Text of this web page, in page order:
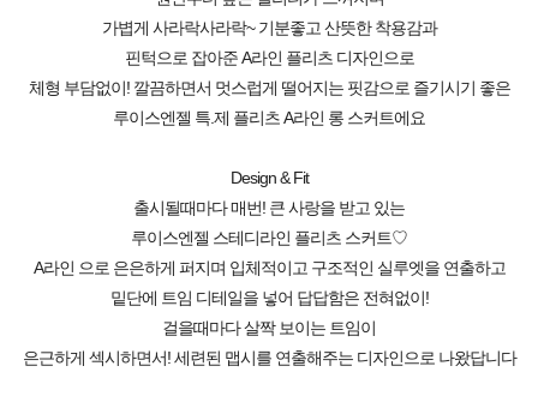
가볍게 사라락사라락~ 기분좋고 산뜻한 착용감과
핀턱으로 잡아준 A라인 플리츠 디자인으로
체형 부담없이! 깔끔하면서 멋스럽게 떨어지는 핏감으로 즐기시기 좋은
루이스엔젤 특.제 플리츠 A라인 롱 스커트에요
Design & Fit
출시될때마다 매번! 큰 사랑을 받고 있는
루이스엔젤 스테디라인 플리츠 스커트♡
A라인 으로 은은하게 퍼지며 입체적이고 구조적인 실루엣을 연출하고
밑단에 트임 디테일을 넣어 답답함은 전혀없이!
걸을때마다 살짝 보이는 트임이
은근하게 섹시하면서! 세련된 맵시를 연출해주는 디자인으로 나왔답니다